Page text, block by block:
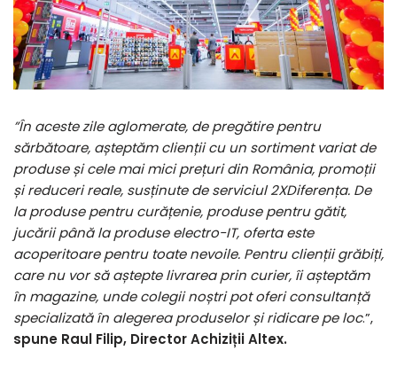
”În aceste zile aglomerate, de pregătire pentru
sărbătoare, așteptăm clienții cu un sortiment variat de
produse și cele mai mici prețuri din România, promoții
și reduceri reale, susținute de serviciul 2XDiferența. De
la produse pentru curățenie, produse pentru gătit,
jucării până la produse electro-IT, oferta este
acoperitoare pentru toate nevoile. Pentru clienții grăbiți,
care nu vor să aștepte livrarea prin curier, îi așteptăm
în magazine, unde colegii noștri pot oferi consultanță
specializată în alegerea produselor și ridicare pe loc.”,
spune Raul Filip, Director Achiziții Altex.